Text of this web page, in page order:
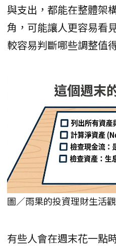
與支出，都能在整體架
角，可能讓人更容易看
較容易判斷哪些調整值
圖／雨果的投資理財生活觀
有些人會在週末花一點